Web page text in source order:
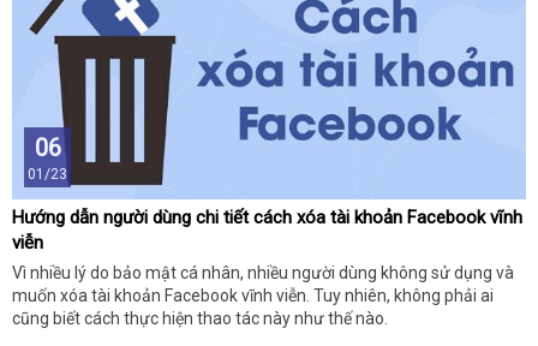
06
01/23
Hướng dẫn người dùng chi tiết cách xóa tài khoản Facebook vĩnh
viễn
Vì nhiều lý do bảo mật cá nhân, nhiều người dùng không sử dụng và
muốn xóa tài khoản Facebook vĩnh viễn. Tuy nhiên, không phải ai
cũng biết cách thực hiện thao tác này như thế nào.